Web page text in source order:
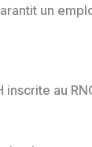
un
au